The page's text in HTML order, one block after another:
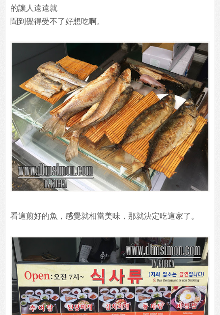
的讓人遠遠就
聞到覺得受不了好想吃啊。
看這煎好的魚，感覺就相當美味，那就決定吃這家了。